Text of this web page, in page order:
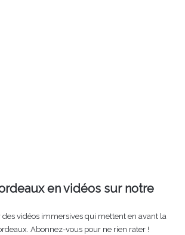
en vidéos sur notre
vidéos immersives qui mettent en avant la
Abonnez-vous pour ne rien rater !